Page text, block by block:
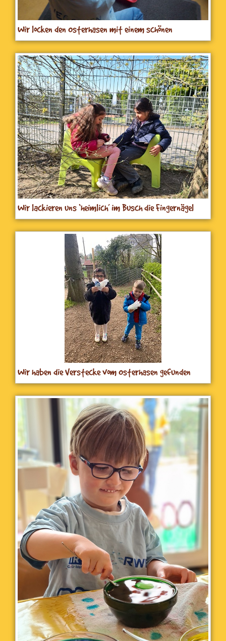
Wir locken den Osterhasen mit einem schönen
Fensterbild. Mal sehen, ob er kommt
Wir lackieren uns `heimlich´ im Busch die Fingernägel
Wir haben die Verstecke vom Osterhasen gefunden